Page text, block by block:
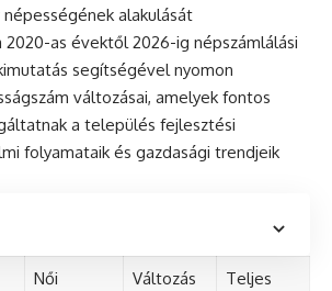
alakulását
2020-as évektől 2026-ig népszámlálási
segítségével nyomon
változásai, amelyek fontos
a település fejlesztési
folyamataik és gazdasági trendjeik
Női
Változás
Teljes